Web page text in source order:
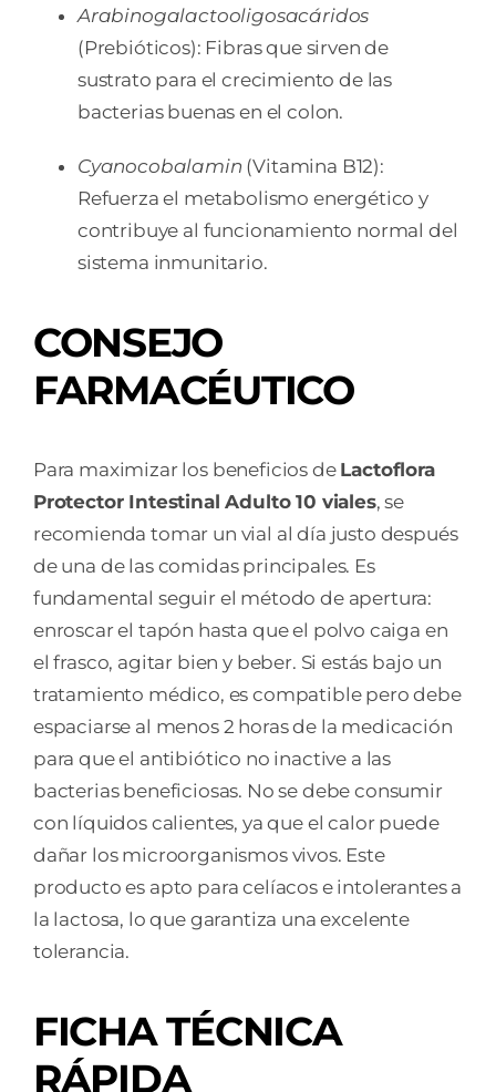
Arabinogalactooligosacáridos
(Prebióticos): Fibras que sirven de
sustrato para el crecimiento de las
bacterias buenas en el colon.
Cyanocobalamin (Vitamina B12):
Refuerza el metabolismo energético y
contribuye al funcionamiento normal del
sistema inmunitario.
CONSEJO
FARMACÉUTICO
Para maximizar los beneficios de Lactoflora
Protector Intestinal Adulto 10 viales, se
recomienda tomar un vial al día justo después
de una de las comidas principales. Es
fundamental seguir el método de apertura:
enroscar el tapón hasta que el polvo caiga en
el frasco, agitar bien y beber. Si estás bajo un
tratamiento médico, es compatible pero debe
espaciarse al menos 2 horas de la medicación
para que el antibiótico no inactive a las
bacterias beneficiosas. No se debe consumir
con líquidos calientes, ya que el calor puede
dañar los microorganismos vivos. Este
producto es apto para celíacos e intolerantes a
la lactosa, lo que garantiza una excelente
tolerancia.
FICHA TÉCNICA
RÁPIDA